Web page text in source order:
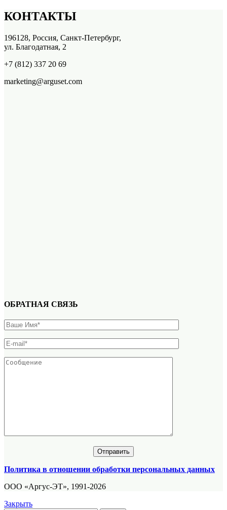
КОНТАКТЫ
196128, Россия, Санкт-Петербург,
ул. Благодатная, 2
+7 (812) 337 20 69
marketing@arguset.com
ОБРАТНАЯ СВЯЗЬ
Политика в отношении обработки персональных данных
ООО «Аргус-ЭТ», 1991-2026
Закрыть